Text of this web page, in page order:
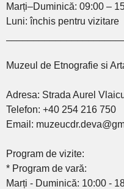
Marți–Duminică: 09:00 –
Luni: închis pentru vizitare
Muzeul de Etnografie si
Adresa: Strada Aurel
Telefon: +40 254 216 750
Email:
Program de vizite:
* Program de vară:
Marți - Duminică: 10:00 -